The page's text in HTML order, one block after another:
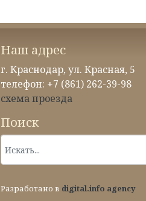
Наш адрес
г. Краснодар, ул. Красная, 5
телефон: +7 (861) 262-39-98
схема проезда
Поиск
Разработано в digital.info agency